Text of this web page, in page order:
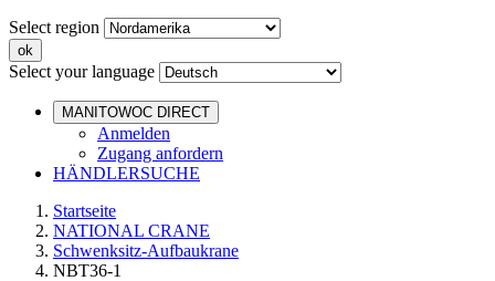
Select region
Select your language
MANITOWOC DIRECT
Anmelden
Zugang anfordern
HÄNDLERSUCHE
Startseite
NATIONAL CRANE
Schwenksitz-Aufbaukrane
NBT36-1